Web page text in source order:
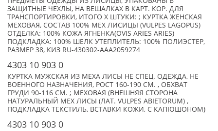
ЗАЩИТНЫЕ ЧЕХЛЫ, НА ВЕШАЛКАХ В КАРТ. КОР. ДЛЯ
ТРАНСПОРТИРОВКИ, ИТОГО X ШТУКИ: ; КУРТКА ЖЕНСКАЯ
МЕХОВАЯ, СОСТАВ 100% МЕХ ЛИСИЦЫ (VULPES LAGOPUS)
ОТДЕЛКА: 100% КОЖА ЯГНЕНКА(OVIS ARIES ARIES)
ПОДКЛАДКА: 100% ШЕЛК УТЕПЛИТЕЛЬ: 100% ПОЛИЭСТЕР,
РАЗМЕР 38, КИЗ RU-430302-AAA2059274
4303 10 903 0
КУРТКА МУЖСКАЯ ИЗ МЕХА ЛИСЫ НЕ СПЕЦ. ОДЕЖДА, НЕ
ВОЕННОГО НАЗНАЧЕНИЯ, РОСТ 160-190 СМ. , ОБХВАТ
ГРУДИ 90-116 СМ. ; МЕХОВАЯ (ВНЕШНЯЯ СТОРОНА
НАТУРАЛЬНЫЙ МЕХ ЛИСЫ (ЛАТ. VULPES ABIETORUM) ,
ПОДКЛАДКА ТЕКСТИЛЬ, ВСТАВКИ КОЖИ, С КАПЮШОНОМ)
4303 10 903 0